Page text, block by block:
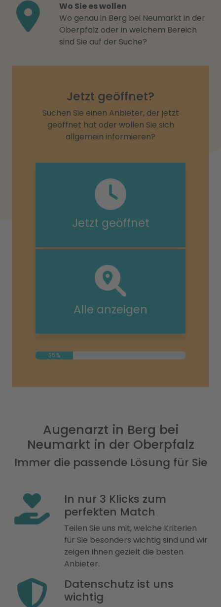
Wo Sie es wollen
Wo genau in Berg bei Neumarkt in der
Oberpfalz oder in welchem Bereich
sind Sie auf der Suche?
Jetzt geöffnet?
Suchen Sie einen Anbieter, der jetzt
geöffnet hat oder wollen Sie sich
allgemein informieren?
Jetzt geöffnet
Alle anzeigen
25%
Augenarzt in Berg bei
Neumarkt in der Oberpfalz
Immer die passende Lösung für Sie
In nur 3 Klicks zum
perfekten Match
Teilen Sie uns mit, welche Kriterien
für Sie besonders wichtig sind und wir
zeigen Ihnen gezielt die besten
Anbieter.
Datenschutz ist uns
wichtig